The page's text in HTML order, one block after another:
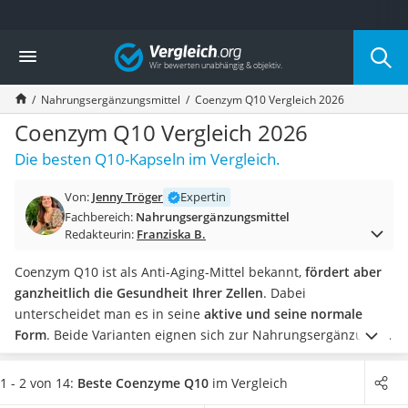
Die beliebtesten Vergleiche nach Kategorie
Drogerie
Inhalator
Haarschneider
Rollator
Braun Rasierer
Katzenklappe (Chip)
Masturbator
Massagepistole
Reisehaartrockner
Eiweißpulver
Magnesiumpräparat
Katzenklappe
Nackenmassagegerät
Zeckenschutz Katze
Vergleich
Nahrungsergänzungsmittel Coenzym Q10 Vergleich 2026
Coenzym Q10 Vergleich 2026
Die besten Q10-Kapseln im Vergleich.
Von: Jenny Tröger
Expertin
Fachbereich: Nahrungsergänzungsmittel
Redakteurin: Franziska B.
Coenzym Q10 ist als Anti-Aging-Mittel bekannt, fördert aber
ganzheitlich die Gesundheit Ihrer Zellen. Dabei
unterscheidet man es in seine aktive und seine normale
Form. Beide Varianten eignen sich zur Nahrungsergänzung,
aber wenn Sie sich für die aktive Form, also Ubiquinol Q10,
entscheiden,dann kann Ihr Körper den Stoff schneller
1 - 2 von 14: Beste Coenzyme Q10 im Vergleich